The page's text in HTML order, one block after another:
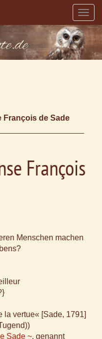
François de Sade
François
Menschen machen
la vertue« [Sade, 1791]
Sade ~, genannt